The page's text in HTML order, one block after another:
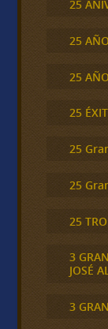
25
25
25
25
25
25
25
3
JOSÉ
3